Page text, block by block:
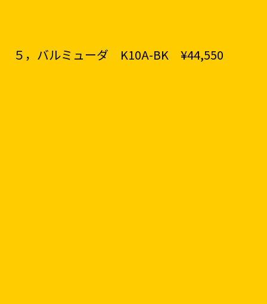
５，バルミューダ K10A-BK¥44,550